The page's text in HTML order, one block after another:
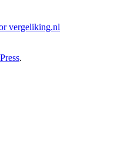
vergeliking.nl
.